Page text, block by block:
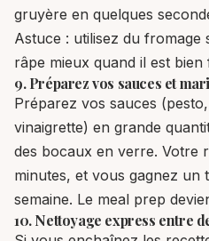
gruyère en quelques
Astuce : utilisez du
râpe mieux quand il est bien
9. Préparez vos sauces et
Préparez vos sauces
vinaigrette) en grande
des bocaux en verre. Votre
minutes, et vous gagnez un
semaine. Le meal prep
10. Nettoyage express entre